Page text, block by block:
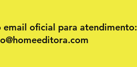
email oficial para atendimento: